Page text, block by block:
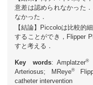
意差は認められなかった
なかった．
【結論】Piccoloは比較的
することができ，Flipper
すと考える．
Key words: Amplatzer®
Arteriosus; MReye®
catheter intervention